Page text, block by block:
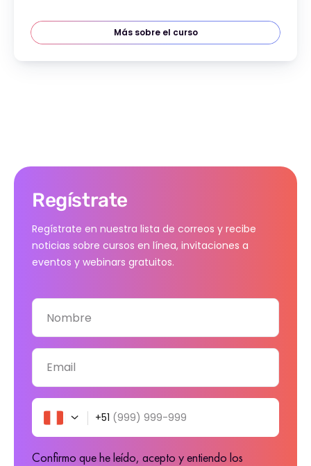
Más sobre el curso
Regístrate
Regístrate en nuestra lista de correos y recibe
noticias sobre cursos en línea, invitaciones a
eventos y webinars gratuitos.
Nombre
Email
+51 (999) 999-999
Confirmo que he leído, acepto y entiendo los